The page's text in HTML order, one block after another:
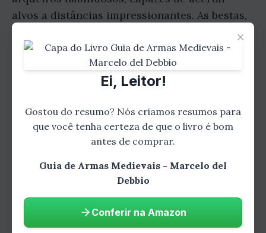
alvos a distâncias impressionantes. As bestas,
com seus mecanismos de disparo poderosos,
eram ainda mais precisas e mortais.
Máquinas de Cerco: A
Destruição Implacável
poderosas e temidas na guerra medieval.
Imagine enormes torres de cerco, capazes de
escalar muralhas e lançar projéteis
devastadores. As catapultas e trabucos
×
Ei, Leitor!
Gostou do resumo? Nós criamos resumos para
que você tenha certeza de que o livro é bom
antes de comprar.
Guia de Armas Medievais - Marcelo del
Debbio
Conferir na Amazon